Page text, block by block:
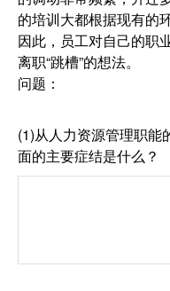
的培训大都根据现有的
因此，员工对自己的职
离职“跳槽”的想法。
问题：
(1)从人力资源管理职能
面的主要症结是什么？